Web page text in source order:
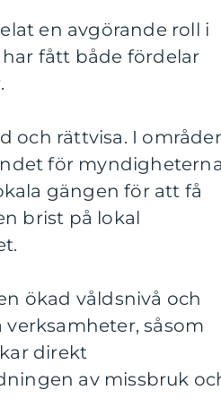
en avgörande roll i
fått både fördelar
och rättvisa. I
för myndigheterna
gängen för att få
brist på lokal
ökad våldsnivå och
såsom
direkt
av missbruk